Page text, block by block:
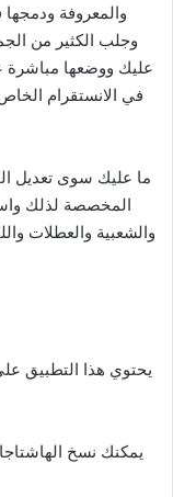
والمعروفة
وجلب الكثير من
عليك ووضعها مباشرة
في الانستقرام
ما عليك سوى تعديل
المخصصة لذلك
والشعبية والعطلات